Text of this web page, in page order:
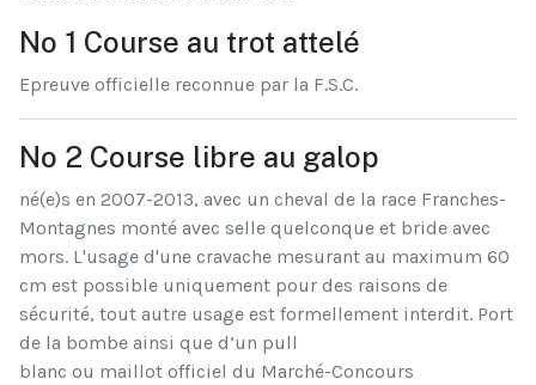
No 1 Course au trot attelé
Epreuve officielle reconnue par la F.S.C.
No 2 Course libre au galop
né(e)s en 2007-2013, avec un cheval de la race Franches-
Montagnes monté avec selle quelconque et bride avec
mors. L'usage d'une cravache mesurant au maximum 60
cm est possible uniquement pour des raisons de
sécurité, tout autre usage est formellement interdit. Port
de la bombe ainsi que d’un pull
blanc ou maillot officiel du Marché-Concours